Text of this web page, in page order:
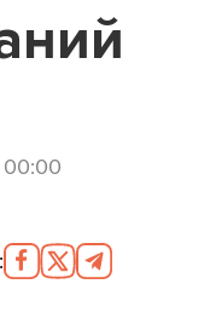
00:00
: